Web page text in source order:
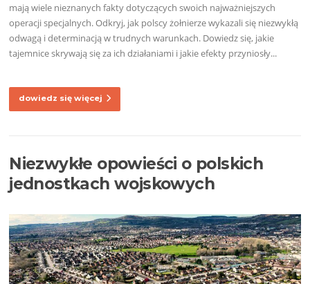
mają wiele nieznanych fakty dotyczących swoich najważniejszych
operacji specjalnych. Odkryj, jak polscy żołnierze wykazali się niezwykłą
odwagą i determinacją w trudnych warunkach. Dowiedz się, jakie
tajemnice skrywają się za ich działaniami i jakie efekty przyniosły...
dowiedz się więcej
Niezwykłe opowieści o polskich
jednostkach wojskowych